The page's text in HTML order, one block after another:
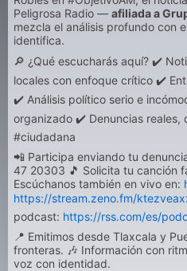
Peligrosa Radio — afiliada a
mezcla el análisis profundo con
identifica.
🔎 ¿Qué escucharás aquí? ✔️
locales con enfoque crítico ✔️
✔️ Análisis político serio e
organizado ✔️ Denuncias reales,
#ciudadana
📲 Participa enviando tu
47 20303 🎵 Solicita tu canción
Escúchanos también en vivo en:
https://stream.zeno.fm/
podcast: https://rss.com/es/
📍 Emitimos desde Tlaxcala y
fronteras. 🎶 Información con
voz con identidad.